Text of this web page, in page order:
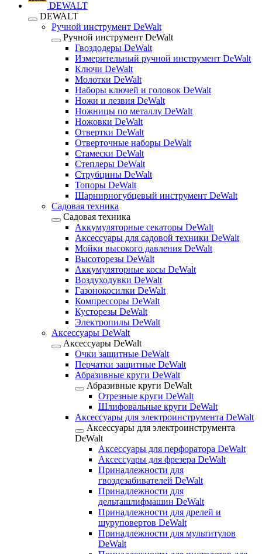
DEWALT
DEWALT
Ручной инструмент DeWalt
Ручной инструмент DeWalt
Гвоздодеры DeWalt
Измерительный ручной инструмент DeWalt
Ключи DeWalt
Молотки DeWalt
Наборы ключей и головок DeWalt
Ножи и лезвия DeWalt
Ножницы по металлу DeWalt
Ножовки DeWalt
Отвертки DeWalt
Отверточные наборы DeWalt
Стамески DeWalt
Степлеры DeWalt
Струбцины DeWalt
Топоры DeWalt
Шарнирногубцевый инструмент DeWalt
Садовая техника
Садовая техника
Аккумуляторные секаторы DeWalt
Аксессуары для садовой техники DeWalt
Мойки высокого давления DeWalt
Высоторезы DeWalt
Аккумуляторные косы DeWalt
Воздуходувки DeWalt
Газонокосилки DeWalt
Компрессоры DeWalt
Кусторезы DeWalt
Электропилы DeWalt
Аксессуары DeWalt
Аксессуары DeWalt
Очки защитные DeWalt
Перчатки защитные DeWalt
Абразивные круги DeWalt
Абразивные круги DeWalt
Отрезные круги DeWalt
Шлифовальные круги DeWalt
Аксессуары для электроинструмента DeWalt
Аксессуары для электроинструмента
DeWalt
Аксессуары для перфоратора DeWalt
Аксессуары для фрезера DeWalt
Принадлежности для
гвоздезабивателей DeWalt
Принадлежности для
дельташлифмашин DeWalt
Принадлежности для дрелей и
шуруповертов DeWalt
Принадлежности для мультитулов
DeWalt